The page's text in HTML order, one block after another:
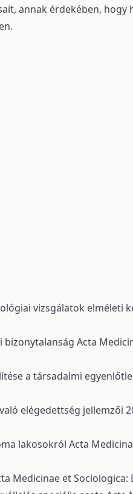
annak érdekében, hogy
vizsgálatok elméleti
bizonytalanság Acta
a társadalmi
elégedettség jellemzői
lakosokról Acta
Medicinae et Sociologica: